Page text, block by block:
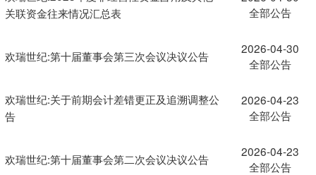
关联资金往来情况汇总表
全部公告
欢瑞世纪:第十届董事会第三次会议决议公告
2026-04-30
全部公告
欢瑞世纪:关于前期会计差错更正及追溯调整公
告
2026-04-23
全部公告
欢瑞世纪:第十届董事会第二次会议决议公告
2026-04-23
全部公告